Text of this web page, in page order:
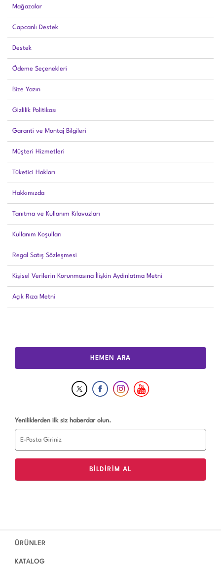
Mağazalar
Capcanlı Destek
Destek
Ödeme Seçenekleri
Bize Yazın
Gizlilik Politikası
Garanti ve Montaj Bilgileri
Müşteri Hizmetleri
Tüketici Hakları
Hakkımızda
Tanıtma ve Kullanım Kılavuzları
Kullanım Koşulları
Regal Satış Sözleşmesi
Kişisel Verilerin Korunmasına İlişkin Aydınlatma Metni
Açık Rıza Metni
HEMEN ARA
Yeniliklerden ilk siz haberdar olun.
ÜRÜNLER
KATALOG